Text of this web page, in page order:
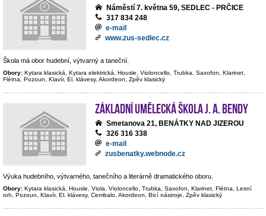
Náměstí 7. května 59, SEDLEC - PRČICE
317 834 248
e-mail
www.zus-sedlec.cz
Škola má obor hudební, výtvarný a taneční.
Obory: Kytara klasická, Kytara elektrická, Housle, Violoncello, Trubka, Saxofon, Klarinet,
Flétna, Pozoun, Klavír, El. klávesy, Akordeon, Zpěv klasický
Základní umělecká škola J. A. Bendy
Smetanova 21, BENÁTKY NAD JIZEROU
326 316 338
e-mail
zusbenatky.webnode.cz
Výuka hudebního, výtvarného, tanečního a literárně dramatického oboru.
Obory: Kytara klasická, Housle, Viola, Violoncello, Trubka, Saxofon, Klarinet, Flétna, Lesní
roh, Pozoun, Klavír, El. klávesy, Cembalo, Akordeon, Bicí nástroje, Zpěv klasický